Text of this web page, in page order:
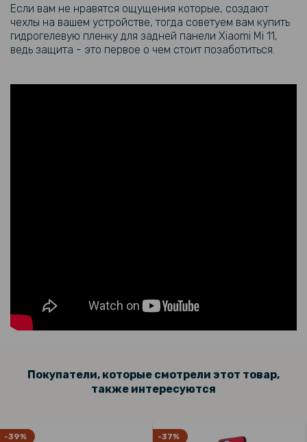
Если вам не нравятся ощущения которые, создают
чехлы на вашем устройстве, тогда советуем вам купить
гидрогелевую пленку для задней панели Xiaomi Mi 11,
ведь защита - это первое о чем стоит позаботиться.
Покупатели, которые смотрели этот товар,
также интересуются
-39% -37%